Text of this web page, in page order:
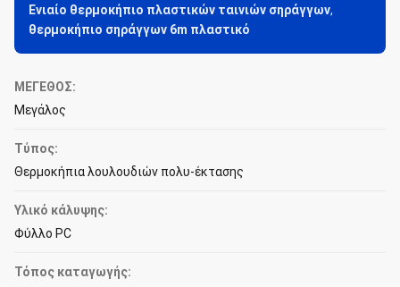
Ενιαίο θερμοκήπιο πλαστικών ταινιών σηράγγων,
θερμοκήπιο σηράγγων 6m πλαστικό
ΜΕΓΕΘΟΣ:
Μεγάλος
Τύπος:
Θερμοκήπια λουλουδιών πολυ-έκτασης
Υλικό κάλυψης:
Φύλλο PC
Τόπος καταγωγής: